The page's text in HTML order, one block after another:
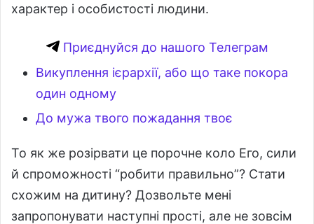
характер і особистості людини.
Приєднуйся до нашого Телеграм
Викуплення ієрархії, або що таке покора
один одному
До мужа твого пожадання твоє
То як же розірвати це порочне коло Его, сили
й спроможності “робити правильно”? Стати
схожим на дитину? Дозвольте мені
запропонувати наступні прості, але не зовсім